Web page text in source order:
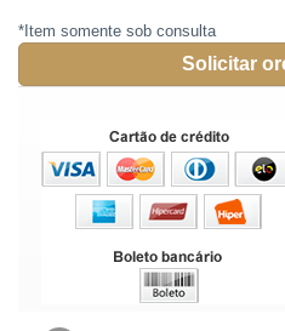
*Item somente sob consulta
Solicitar